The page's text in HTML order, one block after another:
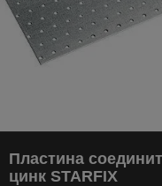
Пластина
цинк STARFIX